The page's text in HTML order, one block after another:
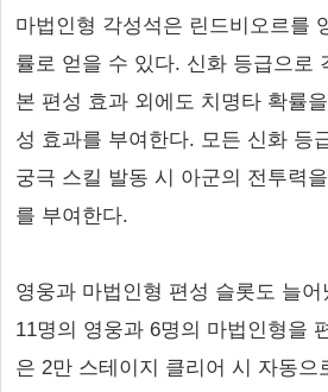
마법인형 각성석은 린드비오르를
률로 얻을 수 있다. 신화 등급으로
본 편성 효과 외에도 치명타 확률
성 효과를 부여한다. 모든 신화 등
궁극 스킬 발동 시 아군의 전투력
를 부여한다.
영웅과 마법인형 편성 슬롯도 늘
11명의 영웅과 6명의 마법인형을
은 2만 스테이지 클리어 시 자동으